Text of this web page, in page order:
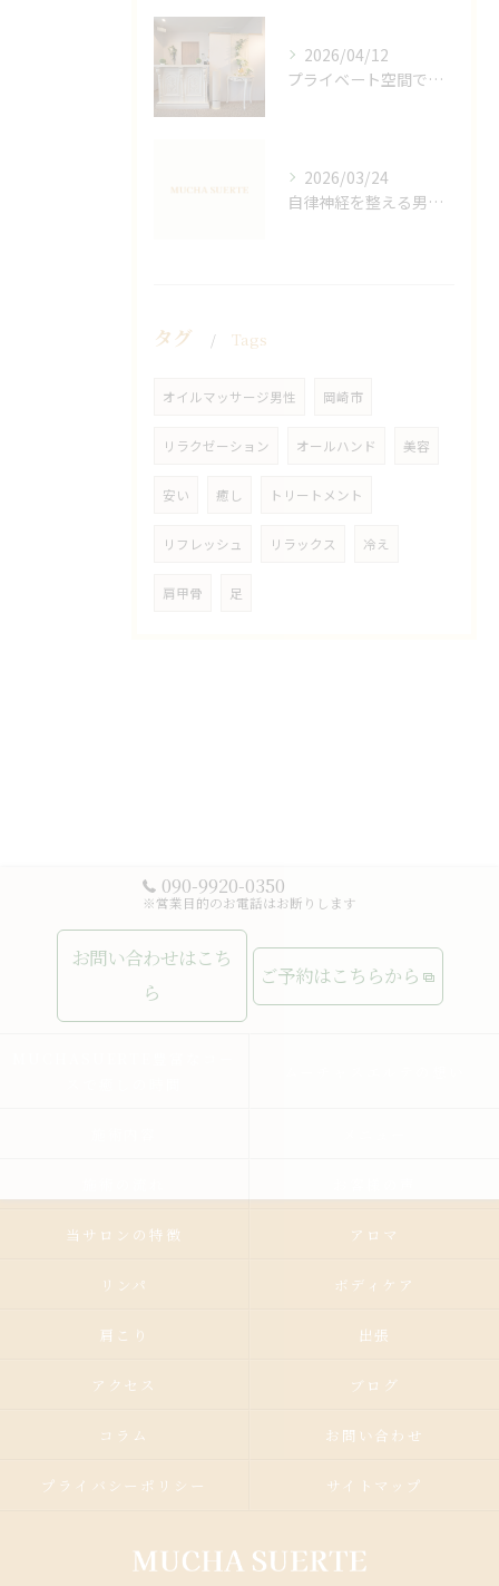
2026/04/12
プライベート空間で極上アロマリンパケアの効果
2026/03/24
自律神経を整える男性オイルマッサージ
タグ Tags
オイルマッサージ男性 岡崎市
リラクゼーション オールハンド 美容
安い 癒し トリートメント
リフレッシュ リラックス 冷え
肩甲骨 足
090-9920-0350
※営業目的のお電話はお断りします
お問い合わせはこち
ら
ご予約はこちらから
当サロンの特徴 アロマ
リンパ ボディケア
肩こり 出張
アクセス ブログ
コラム お問い合わせ
プライバシーポリシー サイトマップ